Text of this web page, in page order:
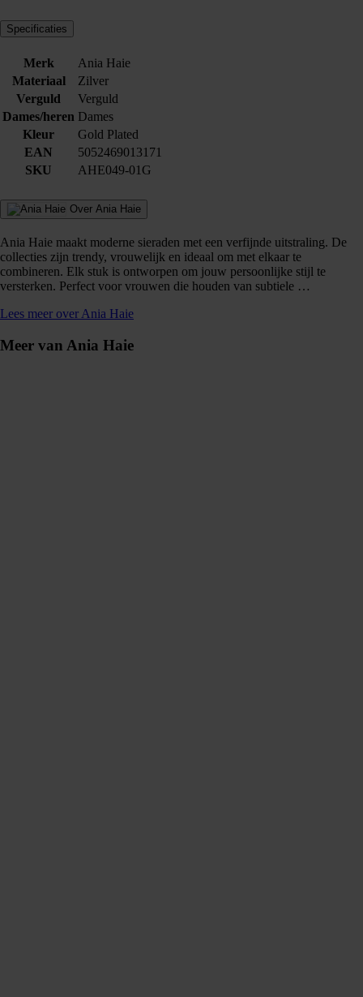
Specificaties
Merk
Ania Haie
Materiaal
Zilver
Verguld
Verguld
Dames/heren Dames
Kleur
Gold Plated
EAN
5052469013171
SKU
AHE049-01G
Over Ania Haie
Ania Haie maakt moderne sieraden met een verfijnde uitstraling. De
collecties zijn trendy, vrouwelijk en ideaal om met elkaar te
combineren. Elk stuk is ontworpen om jouw persoonlijke stijl te
versterken. Perfect voor vrouwen die houden van subtiele …
Lees meer over Ania Haie
Meer van Ania Haie